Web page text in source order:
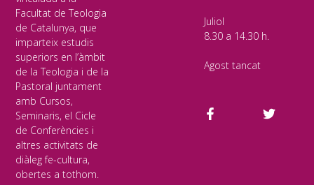
Facultat de Teologia
de Catalunya, que
imparteix estudis
superiors en l’àmbit
de la Teologia i de la
Pastoral juntament
amb Cursos,
Seminaris, el Cicle
de Conferències i
altres activitats de
diàleg fe-cultura,
obertes a tothom.
Juliol
8.30 a 14.30 h.
Agost tancat